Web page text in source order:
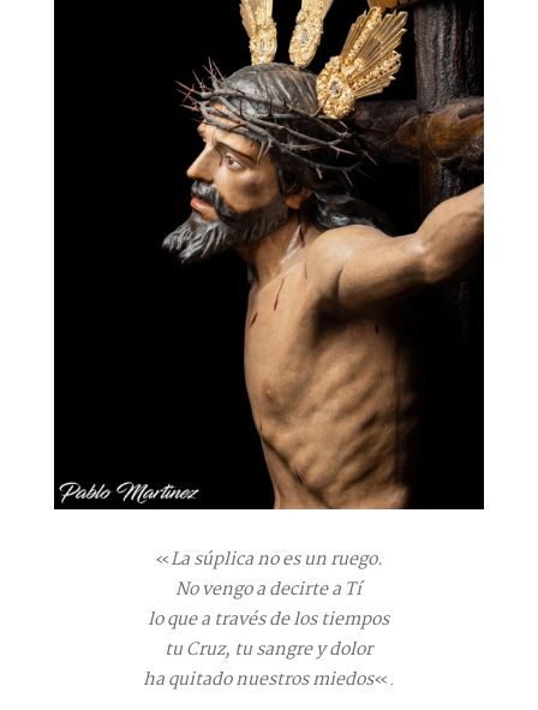
«La súplica no es un ruego.
No vengo a decirte a Tí
lo que a través de los tiempos
tu Cruz, tu sangre y dolor
ha quitado nuestros miedos«.